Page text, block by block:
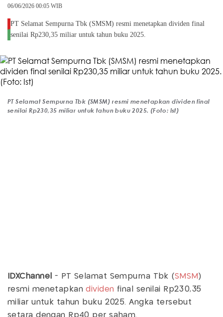
06/06/2026 00:05 WIB
PT Selamat Sempurna Tbk (SMSM) resmi menetapkan dividen final
senilai Rp230,35 miliar untuk tahun buku 2025.
PT Selamat Sempurna Tbk (SMSM) resmi menetapkan dividen final
senilai Rp230,35 miliar untuk tahun buku 2025. (Foto: Ist)
IDXChannel - PT Selamat Sempurna Tbk (SMSM )
resmi menetapkandividen final senilai Rp230,35
miliar untuk tahun buku 2025. Angka tersebut
setara dengan Rp40 per saham.